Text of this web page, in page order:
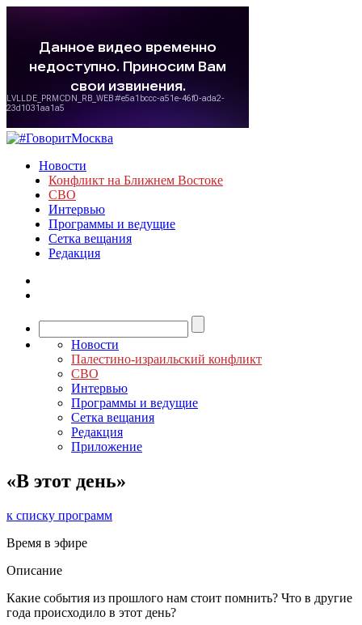
Новости
Конфликт на Ближнем Востоке
СВО
Интервью
Программы и ведущие
Сетка вещания
Редакция
Новости
Палестино-израильский конфликт
СВО
Интервью
Программы и ведущие
Сетка вещания
Редакция
Приложение
«В этот день»
к списку программ
Время в эфире
Описание
Какие события из прошлого нам стоит помнить? Что в другие
года происходило в этот день?